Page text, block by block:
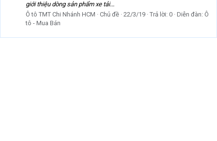
giới thiệu dòng sản phẩm xe tải...
Ô tô TMT Chi Nhánh HCM
Chủ đề 22/3/19 Trả lời: 0 Diễn đàn: Ô
tô - Mua Bán